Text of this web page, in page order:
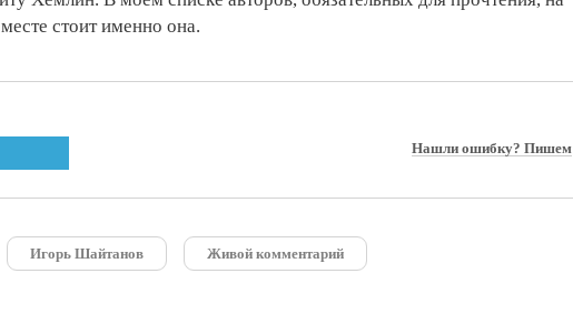
стоит именно она.
Нашли ошибку? Пишем
Игорь Шайтанов Живой комментарий